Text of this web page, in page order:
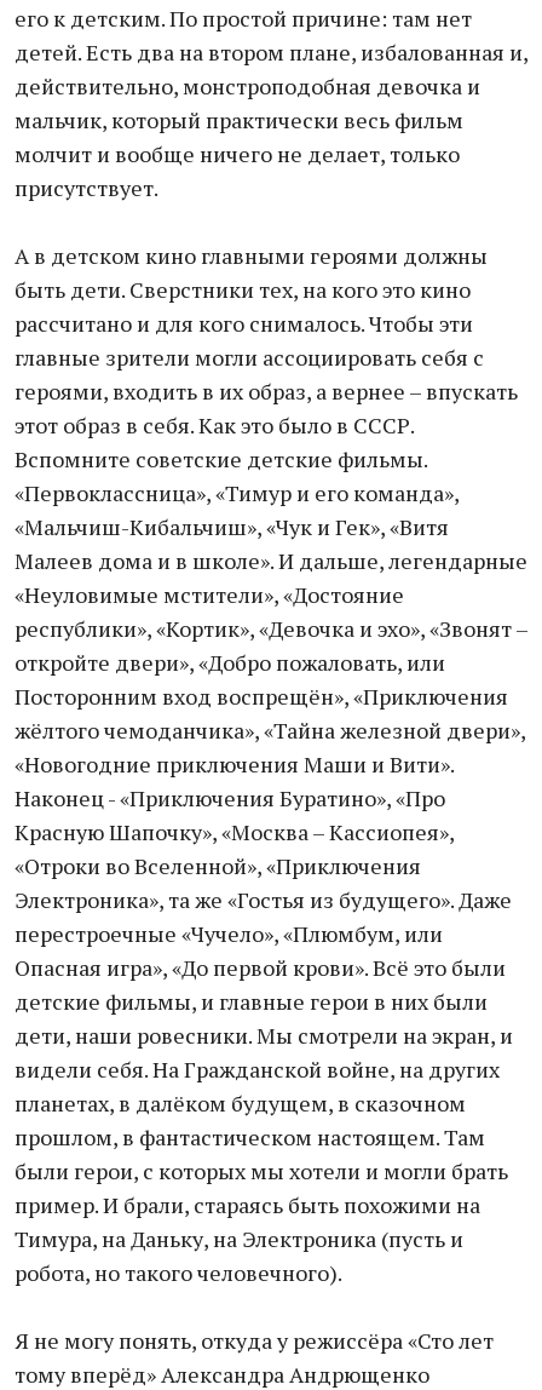
его к детским. По простой причине: там нет
детей. Есть два на втором плане, избалованная и,
действительно, монстроподобная девочка и
мальчик, который практически весь фильм
молчит и вообще ничего не делает, только
присутствует.
А в детском кино главными героями должны
быть дети. Сверстники тех, на кого это кино
рассчитано и для кого снималось. Чтобы эти
главные зрители могли ассоциировать себя с
героями, входить в их образ, а вернее – впускать
этот образ в себя. Как это было в СССР.
Вспомните советские детские фильмы.
«Первоклассница», «Тимур и его команда»,
«Мальчиш-Кибальчиш», «Чук и Гек», «Витя
Малеев дома и в школе». И дальше, легендарные
«Неуловимые мстители», «Достояние
республики», «Кортик», «Девочка и эхо», «Звонят –
откройте двери», «Добро пожаловать, или
Посторонним вход воспрещён», «Приключения
жёлтого чемоданчика», «Тайна железной двери»,
«Новогодние приключения Маши и Вити».
Наконец - «Приключения Буратино», «Про
Красную Шапочку», «Москва – Кассиопея»,
«Отроки во Вселенной», «Приключения
Электроника», та же «Гостья из будущего». Даже
перестроечные «Чучело», «Плюмбум, или
Опасная игра», «До первой крови». Всё это были
детские фильмы, и главные герои в них были
дети, наши ровесники. Мы смотрели на экран, и
видели себя. На Гражданской войне, на других
планетах, в далёком будущем, в сказочном
прошлом, в фантастическом настоящем. Там
были герои, с которых мы хотели и могли брать
пример. И брали, стараясь быть похожими на
Тимура, на Даньку, на Электроника (пусть и
робота, но такого человечного).
Я не могу понять, откуда у режиссёра «Сто лет
тому вперёд» Александра Андрющенко